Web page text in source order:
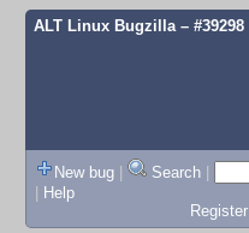
ALT Linux Bugzilla– #39298
New bug | Search |
| Help
Register